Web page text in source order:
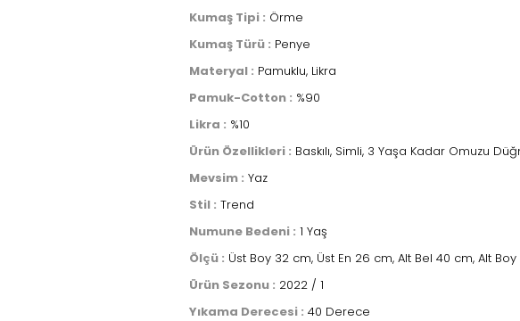
Kumaş Tipi : Örme
Kumaş Türü : Penye
Materyal : Pamuklu, Likra
Pamuk-Cotton : %90
Likra : %10
Ürün Özellikleri : Baskılı, Simli, 3 Yaşa Kadar Omuzu
Mevsim : Yaz
Stil : Trend
Numune Bedeni : 1 Yaş
Ölçü : Üst Boy 32 cm, Üst En 26 cm, Alt Bel 40 cm, Alt
Ürün Sezonu : 2022 / 1
Yıkama Derecesi : 40 Derece